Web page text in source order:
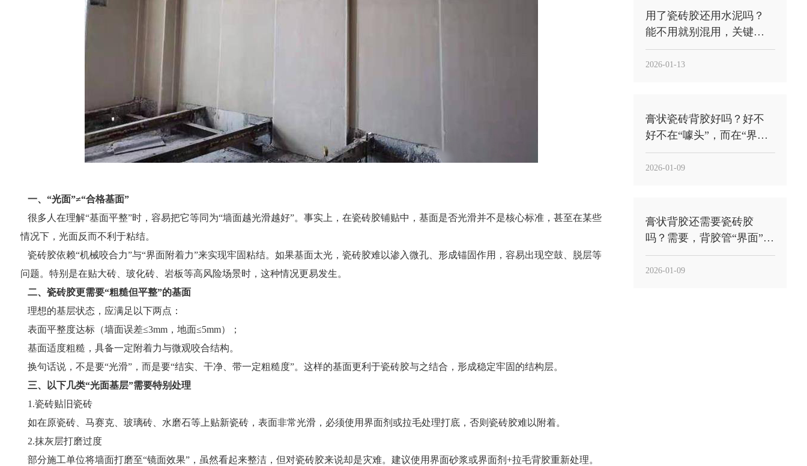
一、“光面”≠“合格基面”
很多人在理解“基面平整”时，容易把它等同为“墙面越光滑越好”。事实上，在瓷砖胶铺贴中，基面是否光滑并不是核心标准，甚至在某些
情况下，光面反而不利于粘结。
瓷砖胶依赖“机械咬合力”与“界面附着力”来实现牢固粘结。如果基面太光，瓷砖胶难以渗入微孔、形成锚固作用，容易出现空鼓、脱层等
问题。特别是在贴大砖、玻化砖、岩板等高风险场景时，这种情况更易发生。
二、瓷砖胶更需要“粗糙但平整”的基面
理想的基层状态，应满足以下两点：
表面平整度达标（墙面误差≤3mm，地面≤5mm）；
基面适度粗糙，具备一定附着力与微观咬合结构。
换句话说，不是要“光滑”，而是要“结实、干净、带一定粗糙度”。这样的基面更利于瓷砖胶与之结合，形成稳定牢固的结构层。
三、以下几类“光面基层”需要特别处理
1.瓷砖贴旧瓷砖
如在原瓷砖、马赛克、玻璃砖、水磨石等上贴新瓷砖，表面非常光滑，必须使用界面剂或拉毛处理打底，否则瓷砖胶难以附着。
2.抹灰层打磨过度
部分施工单位将墙面打磨至“镜面效果”，虽然看起来整洁，但对瓷砖胶来说却是灾难。建议使用界面砂浆或界面剂+拉毛背胶重新处理。
用了瓷砖胶还用水泥吗？
能不用就别混用，关键
看“工法”与“用途”
2026-01-13
膏状瓷砖背胶好吗？好不
好不在“噱头”，而在“界面
稳定性”能不能落到工地
2026-01-09
膏状背胶还需要瓷砖胶
吗？需要，背胶管“界面”，
瓷砖胶管“承托粘结”
2026-01-09